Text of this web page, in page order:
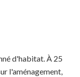
d'habitat. À 25
l'aménagement,